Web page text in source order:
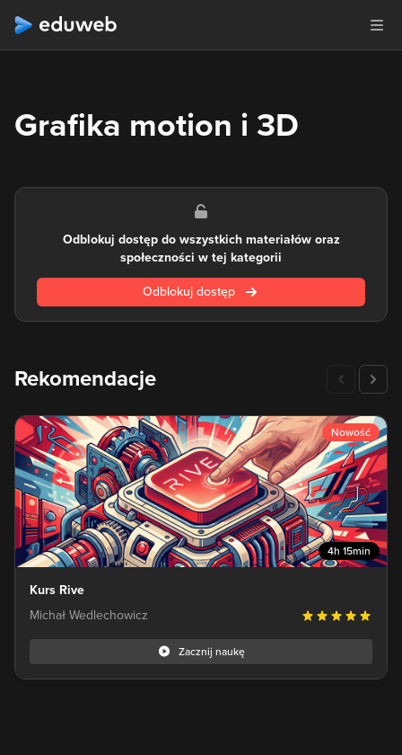
Grafika motion i 3D
Odblokuj dostęp do wszystkich materiałów oraz
społeczności w tej kategorii
Odblokuj dostęp
Rekomendacje
Nowość
4h 15min
Kurs Rive
Michał Wedlechowicz
Zacznij naukę